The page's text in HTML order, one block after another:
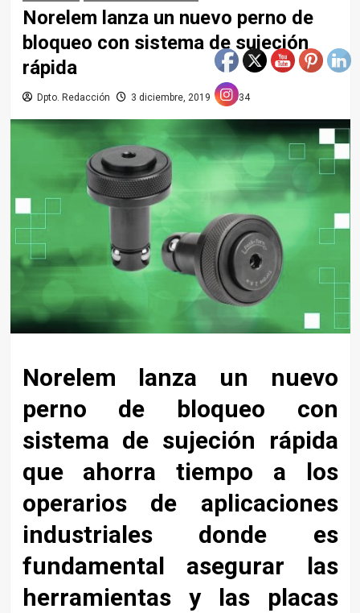
Norelem lanza un nuevo perno de
bloqueo con sistema de sujeción
rápida
Dpto. Redacción 3 diciembre, 2019 334
Norelem lanza un nuevo
perno de bloqueo con
sistema de sujeción rápida
que ahorra tiempo a los
operarios de aplicaciones
industriales donde es
fundamental asegurar las
herramientas y las placas